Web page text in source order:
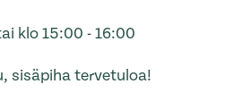
klo 15:00 - 16:00
sisäpiha tervetuloa!